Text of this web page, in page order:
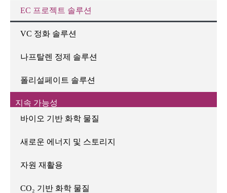
EC 프로젝트 솔루션
VC 정화 솔루션
나프탈렌 정제 솔루션
폴리설페이트 솔루션
지속 가능성
바이오 기반 화학 물질
새로운 에너지 및 스토리지
자원 재활용
CO₂ 기반 화학 물질